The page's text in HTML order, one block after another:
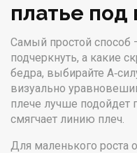
платье под
Самый простой способ
подчеркнуть, а какие
бедра, выбирайте
визуально
плече лучше подойдет
смягчает линию плеч.
Для маленького роста